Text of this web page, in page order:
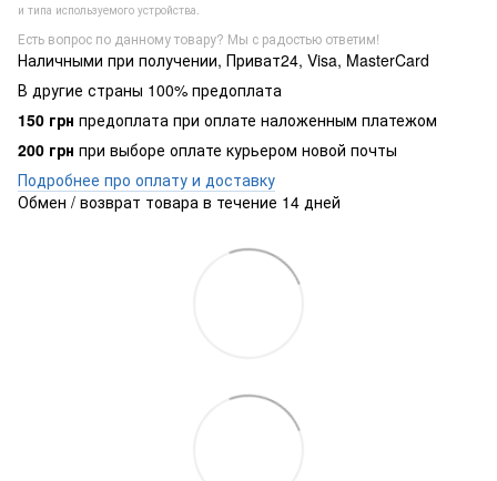
и типа используемого устройства.
Есть вопрос по данному товару? Мы с радостью ответим!
Наличными при получении, Приват24, Visa, MasterCard
В другие страны 100% предоплата
150 грн предоплата при оплате наложенным платежом
200 грн при выборе оплате курьером новой почты
Подробнее про оплату и доставку
Обмен / возврат товара в течение 14 дней